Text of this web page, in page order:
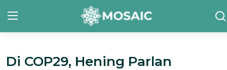
Contact
Di COP29, Hening Parlan